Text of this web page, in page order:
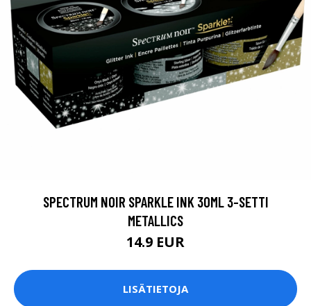
SPECTRUM NOIR SPARKLE INK 30ML 3-SETTI
METALLICS
14.9 EUR
LISÄTIETOJA